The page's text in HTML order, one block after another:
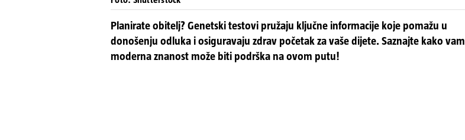
Planirate obitelj? Genetski testovi pružaju ključne informacije koje pomažu u
donošenju odluka i osiguravaju zdrav početak za vaše dijete. Saznajte kako vam
moderna znanost može biti podrška na ovom putu!